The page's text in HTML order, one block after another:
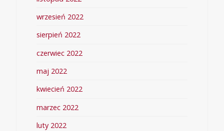
wrzesień 2022
sierpień 2022
czerwiec 2022
maj 2022
kwiecień 2022
marzec 2022
luty 2022